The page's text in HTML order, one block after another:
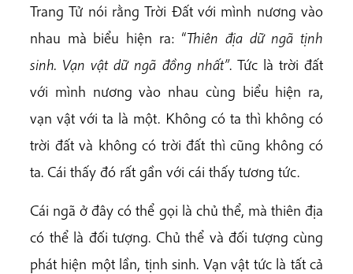
Trang Tử nói rằng Trời Đất với mình nương vào
nhau mà biểu hiện ra: “Thiên địa dữ ngã tịnh
sinh. Vạn vật dữ ngã đồng nhất”. Tức là trời đất
với mình nương vào nhau cùng biểu hiện ra,
vạn vật với ta là một. Không có ta thì không có
trời đất và không có trời đất thì cũng không có
ta. Cái thấy đó rất gần với cái thấy tương tức.
Cái ngã ở đây có thể gọi là chủ thể, mà thiên địa
có thể là đối tượng. Chủ thể và đối tượng cùng
phát hiện một lần, tịnh sinh. Vạn vật tức là tất cả